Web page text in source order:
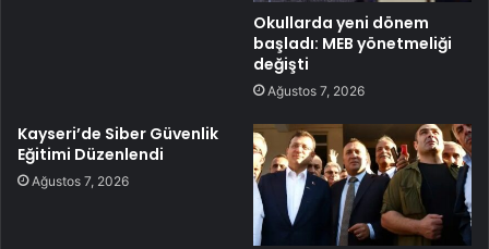
Okullarda yeni dönem
başladı: MEB yönetmeliği
değişti
Ağustos 7, 2026
Kayseri’de Siber Güvenlik
Eğitimi Düzenlendi
Ağustos 7, 2026